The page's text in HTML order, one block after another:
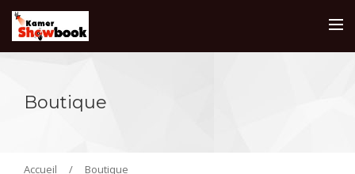
Boutique
Accueil / Boutique